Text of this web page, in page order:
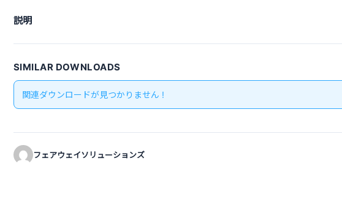
説明
SIMILAR DOWNLOADS
関連ダウンロードが見つかりません !
フェアウェイソリューションズ